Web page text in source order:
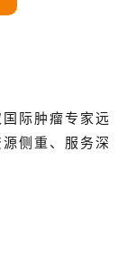
际肿瘤专家远
侧重、服务深